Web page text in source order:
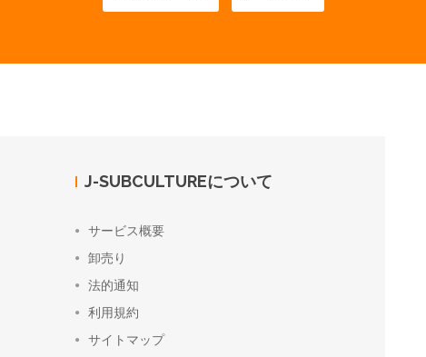
J-SUBCULTUREについて
サービス概要
卸売り
法的通知
利用規約
サイトマップ